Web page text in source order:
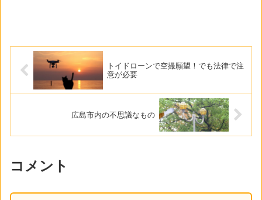
トイドローンで空撮願望！でも法律で注
意が必要
広島市内の不思議なもの
コメント